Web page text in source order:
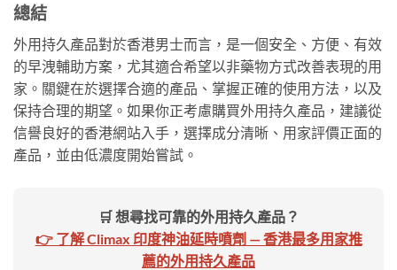
總結
外用持久產品對於香港男士而言，是一個安全、方便、有效
的早洩輔助方案，尤其適合希望以非藥物方式改善表現的用
家。關鍵在於選擇合適的產品、掌握正確的使用方法，以及
保持合理的期望。如果你正考慮購買外用持久產品，建議從
信譽良好的香港網站入手，選擇成分清晰、用家評價正面的
產品，並由低濃度開始嘗試。
🛒 想尋找可靠的外用持久產品？
👉 了解 Climax 印度神油延時噴劑 — 香港最多用家推
薦的外用持久產品